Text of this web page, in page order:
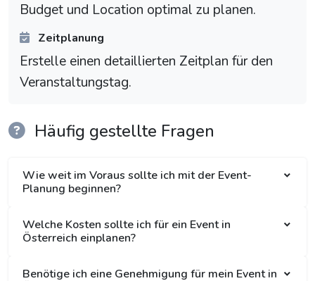
Budget und Location optimal zu planen.
Zeitplanung
Erstelle einen detaillierten Zeitplan für den
Veranstaltungstag.
Häufig gestellte Fragen
Wie weit im Voraus sollte ich mit der Event-
Planung beginnen?
Welche Kosten sollte ich für ein Event in
Österreich einplanen?
Benötige ich eine Genehmigung für mein Event in